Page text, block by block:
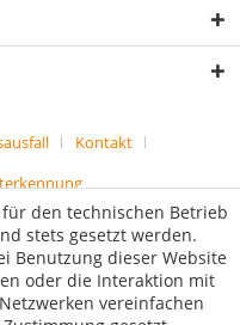
Kontakt
den technischen Betrieb
stets gesetzt werden.
Benutzung dieser Website
oder die Interaktion mit
vereinfachen